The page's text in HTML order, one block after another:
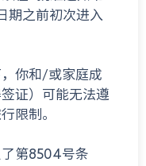
期之前初次进入
你和/或家庭成
证）可能无法遵
限制。
第8504号条